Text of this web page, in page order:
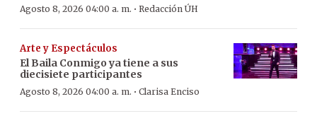
Agosto 8, 2026 04:00 a. m. · Redacción ÚH
Arte y Espectáculos
El Baila Conmigo ya tiene a sus
diecisiete participantes
Agosto 8, 2026 04:00 a. m. · Clarisa Enciso